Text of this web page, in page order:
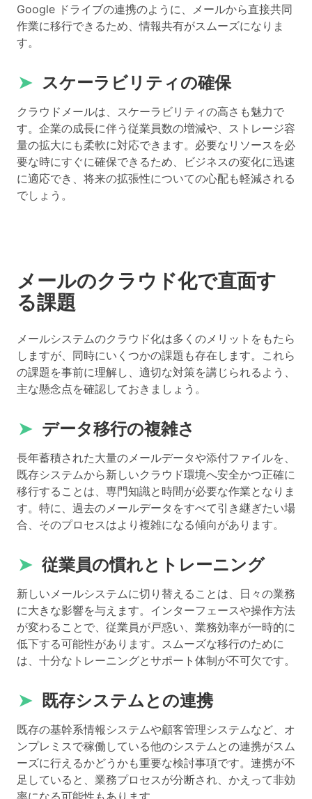
Google ドライブの連携のように、メールから直接共同
作業に移行できるため、情報共有がスムーズになりま
す。
➤ スケーラビリティの確保
クラウドメールは、スケーラビリティの高さも魅力で
す。企業の成長に伴う従業員数の増減や、ストレージ容
量の拡大にも柔軟に対応できます。必要なリソースを必
要な時にすぐに確保できるため、ビジネスの変化に迅速
に適応でき、将来の拡張性についての心配も軽減される
でしょう。
メールのクラウド化で直面す
る課題
メールシステムのクラウド化は多くのメリットをもたら
しますが、同時にいくつかの課題も存在します。これら
の課題を事前に理解し、適切な対策を講じられるよう、
主な懸念点を確認しておきましょう。
➤ データ移行の複雑さ
長年蓄積された大量のメールデータや添付ファイルを、
既存システムから新しいクラウド環境へ安全かつ正確に
移行することは、専門知識と時間が必要な作業となりま
す。特に、過去のメールデータをすべて引き継ぎたい場
合、そのプロセスはより複雑になる傾向があります。
➤ 従業員の慣れとトレーニング
新しいメールシステムに切り替えることは、日々の業務
に大きな影響を与えます。インターフェースや操作方法
が変わることで、従業員が戸惑い、業務効率が一時的に
低下する可能性があります。スムーズな移行のために
は、十分なトレーニングとサポート体制が不可欠です。
➤ 既存システムとの連携
既存の基幹系情報システムや顧客管理システムなど、オ
ンプレミスで稼働している他のシステムとの連携がスム
ーズに行えるかどうかも重要な検討事項です。連携が不
足していると、業務プロセスが分断され、かえって非効
率になる可能性もあります。